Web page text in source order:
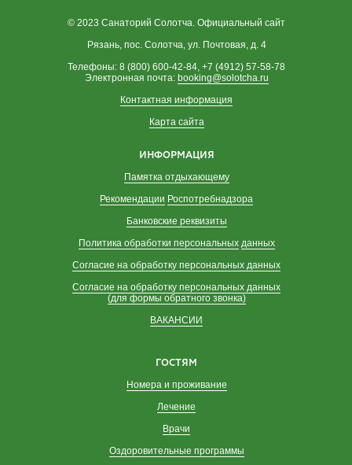
© 2023 Санаторий Солотча. Официальный сайт
Рязань, пос. Солотча, ул. Почтовая, д. 4
Телефоны: 8 (800) 600-42-84, +7 (4912) 57-58-78
Электронная почта: booking@solotcha.ru
Контактная информация
Карта сайта
ИНФОРМАЦИЯ
Памятка отдыхающему
Рекомендации Роспотребнадзора
Банковские реквизиты
Политика обработки персональных данных
Согласие на обработку персональных данных
Согласие на обработку персональных данных
(для формы обратного звонка)
ВАКАНСИИ
ГОСТЯМ
Номера и проживание
Лечение
Врачи
Оздоровительные программы